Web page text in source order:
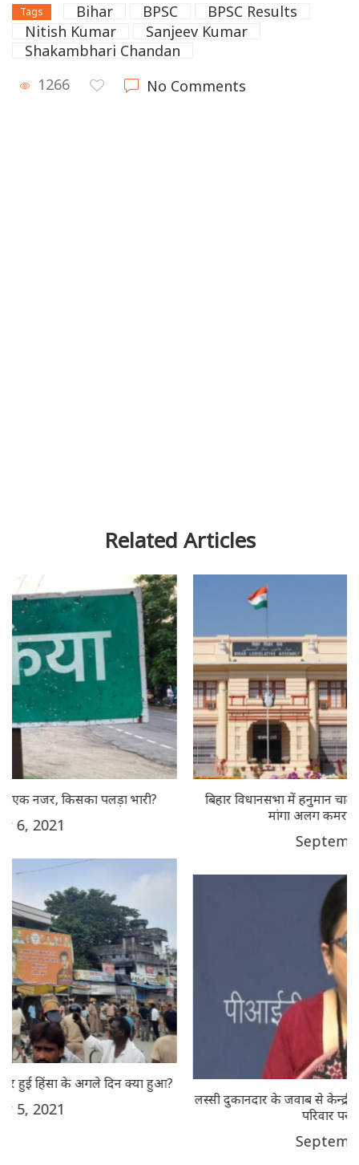
Tags Bihar BPSC
BPSC Results
Nitish Kumar
Sanjeev Kumar
Shakambhari Chandan
1266
No Comments
Related Articles
बिहार विधानसभा में हनुमान चालीसा पाठ के लिए भाजपा विधायक ने
मांगा अलग कमरा, मंगलवार की छुट्टी भी!
लस्सी दुकानदार के जवाब से केन्द्रीय मंत्री स्मृति ईरानी चुप्प लगा गईं, गांंधी